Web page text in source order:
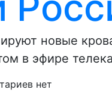
новые
в эфире
нет